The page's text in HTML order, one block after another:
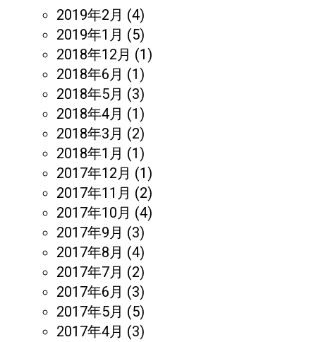
2019年2月 (4)
2019年1月 (5)
2018年12月 (1)
2018年6月 (1)
2018年5月 (3)
2018年4月 (1)
2018年3月 (2)
2018年1月 (1)
2017年12月 (1)
2017年11月 (2)
2017年10月 (4)
2017年9月 (3)
2017年8月 (4)
2017年7月 (2)
2017年6月 (3)
2017年5月 (5)
2017年4月 (3)